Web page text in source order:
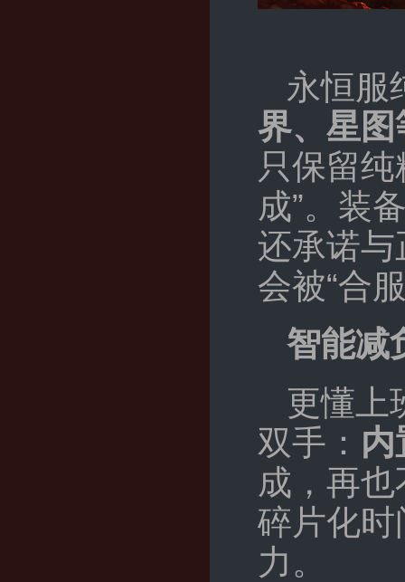
永恒服
界、星
只保留
成”。装
还承诺
会被“合
智能减
更懂上
双手： 内
成，再
碎片化
力。